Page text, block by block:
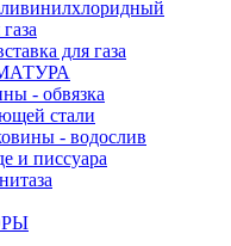
для газа
- обвязка
стали
- водослив
писсуара